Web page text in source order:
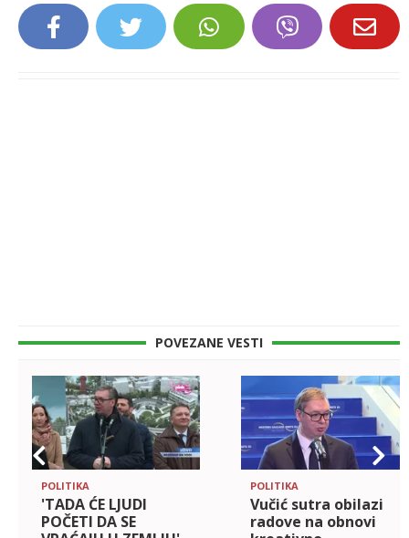
POVEZANE VESTI
POLITIKA
'TADA ĆE LJUDI
POČETI DA SE
POLITIKA
Vučić sutra obilazi
radove na obnovi